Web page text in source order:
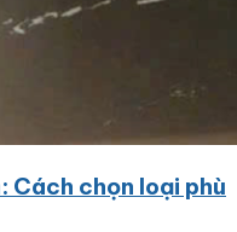
Cách chọn loại phù